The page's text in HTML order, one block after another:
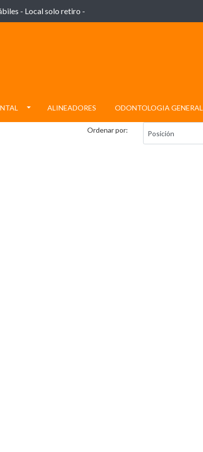
- Local solo retiro -
ALINEADORES ODONTOLOGIA GENERAL
Ordenar por: